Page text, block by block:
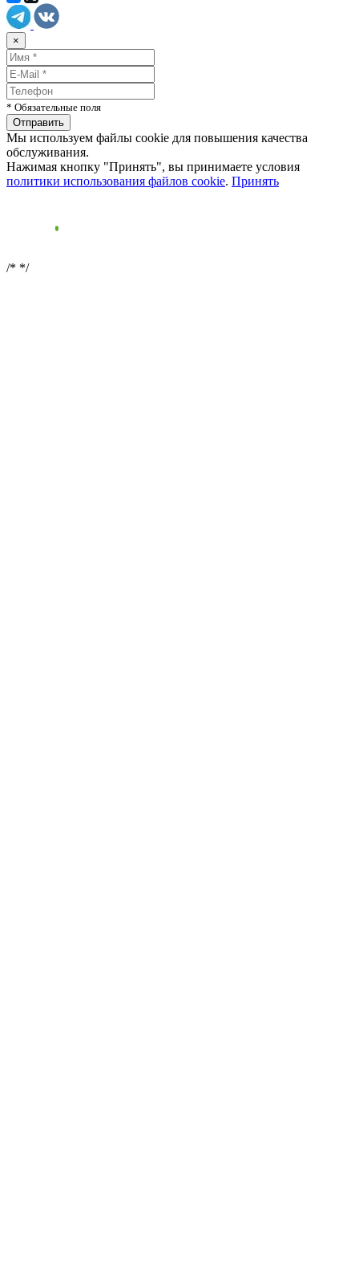
×
* Обязательные поля
Мы используем файлы cookie для повышения качества
обслуживания.
Нажимая кнопку "Принять", вы принимаете условия
политики использования файлов cookie. Принять
/* */